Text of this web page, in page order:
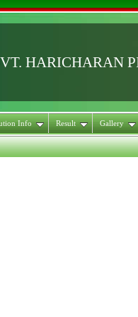
HARICHARAN
Info Result Gallery